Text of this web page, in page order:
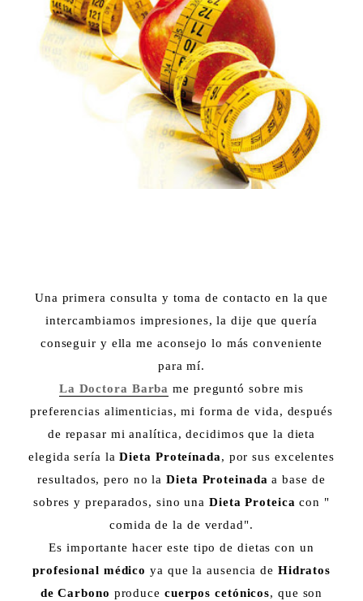
Una primera consulta y toma de contacto en la que
intercambiamos impresiones, la dije que quería
conseguir y ella me aconsejo lo más conveniente
para mí.
La Doctora Barba me preguntó sobre mis
preferencias alimenticias, mi forma de vida, después
de repasar mi analítica, decidimos que la dieta
elegida sería la Dieta Proteínada, por sus excelentes
resultados, pero no la Dieta Proteinada a base de
sobres y preparados, sino una Dieta Proteica con "
comida de la de verdad".
Es importante hacer este tipo de dietas con un
profesional médico ya que la ausencia de Hidratos
de Carbono produce cuerpos cetónicos, que son